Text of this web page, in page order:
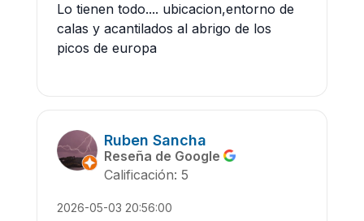
Lo tienen todo.... ubicacion,entorno de
calas y acantilados al abrigo de los
picos de europa
Ruben Sancha
Reseña de Google
Calificación: 5
2026-05-03 20:56:00